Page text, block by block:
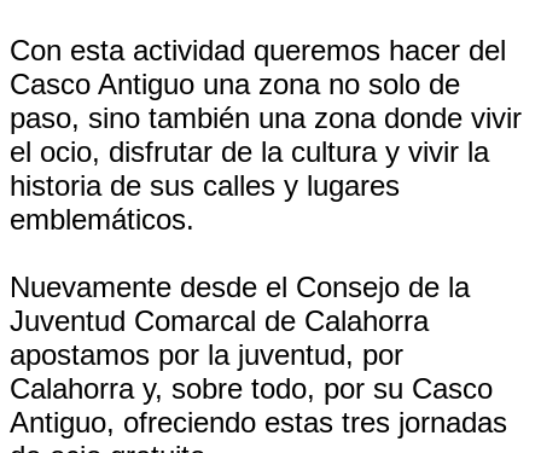
Con esta actividad queremos hacer del
Casco Antiguo una zona no solo de
paso, sino también una zona donde vivir
el ocio, disfrutar de la cultura y vivir la
historia de sus calles y lugares
emblemáticos.
Nuevamente desde el Consejo de la
Juventud Comarcal de Calahorra
apostamos por la juventud, por
Calahorra y, sobre todo, por su Casco
Antiguo, ofreciendo estas tres jornadas